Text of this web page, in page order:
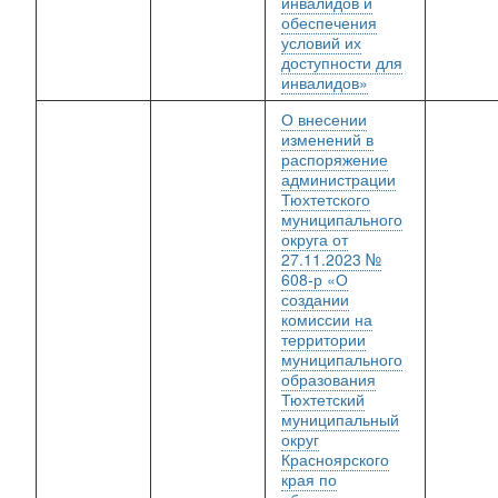
обеспечения
условий их
доступности для
инвалидов»
О внесении
изменений в
распоряжение
администрации
Тюхтетского
муниципального
округа от
27.11.2023 №
608-р «О
создании
комиссии на
территории
муниципального
образования
Тюхтетский
муниципальный
округ
Красноярского
края по